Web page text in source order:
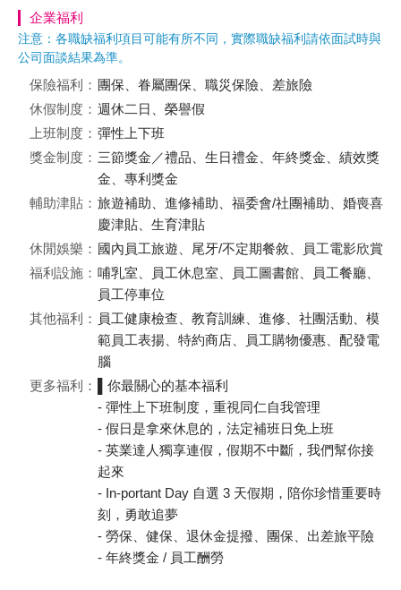
企業福利
注意：各職缺福利項目可能有所不同，實際職缺福利請依面試時與
公司面談結果為準。
保險福利： 團保、眷屬團保、職災保險、差旅險
休假制度： 週休二日、榮譽假
上班制度： 彈性上下班
獎金制度： 三節獎金／禮品、生日禮金、年終獎金、績效獎
金、專利獎金
輔助津貼： 旅遊補助、進修補助、福委會/社團補助、婚喪喜
慶津貼、生育津貼
休閒娛樂： 國內員工旅遊、尾牙/不定期餐敘、員工電影欣賞
福利設施： 哺乳室、員工休息室、員工圖書館、員工餐廳、
員工停車位
其他福利： 員工健康檢查、教育訓練、進修、社團活動、模
範員工表揚、特約商店、員工購物優惠、配發電
腦
更多福利：
▌你最關心的基本福利
- 彈性上下班制度，重視同仁自我管理
- 假日是拿來休息的，法定補班日免上班
- 英業達人獨享連假，假期不中斷，我們幫你接
起來
- In-portant Day 自選 3 天假期，陪你珍惜重要時
刻，勇敢追夢
- 勞保、健保、退休金提撥、團保、出差旅平險
- 年終獎金 / 員工酬勞